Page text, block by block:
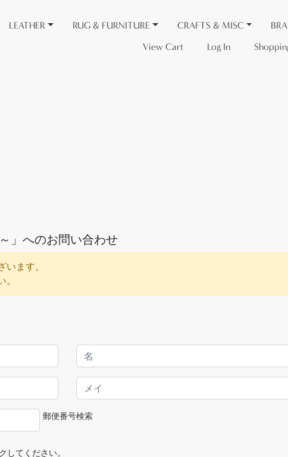
LEATHER RUG & FURNITURE CRAFTS & MISC
View Cart
Log In
～」へのお問い合わせ
ます。
郵便番号検索
してください。